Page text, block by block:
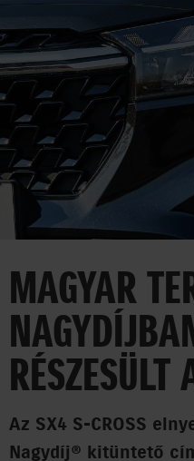
HÍREK
VÁLLALAT
SAJTÓSZOBA
35 ÉV
EGYÜTT AZ UTAKON
CORPORATE
AUTO
MOTOR
MARINE
MAGYAR
RÉSZESÜLT
Az SX4 S-CROSS
Nagydíj® kitüntető